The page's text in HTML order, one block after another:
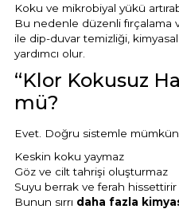
Koku ve mikrobiyal yükü
Bu nedenle düzenli
ile dip-duvar temizliği,
yardımcı olur.
“Klor Kokusuz
mü?
Evet. Doğru sistemle
Keskin koku yaymaz
Göz ve cilt tahrişi oluşturmaz
Suyu berrak ve ferah hissettirir
Bunun sırrı daha fazla